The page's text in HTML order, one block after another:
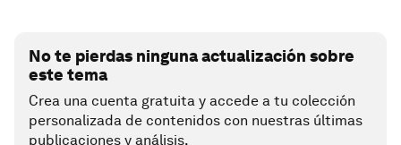
No te pierdas ninguna actualización sobre
este tema
Crea una cuenta gratuita y accede a tu colección
personalizada de contenidos con nuestras últimas
publicaciones y análisis.